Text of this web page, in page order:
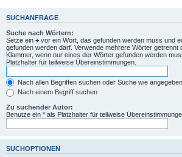
SUCHANFRAGE
Suche nach Wörtern:
Setze ein + vor ein Wort, das gefunden werden muss und
gefunden werden darf. Verwende mehrere Wörter getrennt
Klammer, wenn nur eines der Wörter gefunden werden
Platzhalter für teilweise Übereinstimmungen.
Nach allen Begriffen suchen oder Suche wie
Nach einem Begriff suchen
Zu suchender Autor:
Benutze ein * als Platzhalter für teilweise
SUCHOPTIONEN